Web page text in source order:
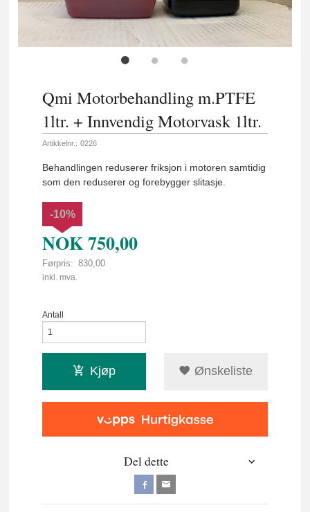
Qmi Motorbehandling m.PTFE
1ltr. + Innvendig Motorvask 1ltr.
Artikkelnr.: 0226
Behandlingen reduserer friksjon i motoren samtidig
som den reduserer og forebygger slitasje.
NOK750,00
Førpris: 830,00
Rabatt
-10%
inkl. mva.
Antall
Kjøp Ønskeliste
Del dette